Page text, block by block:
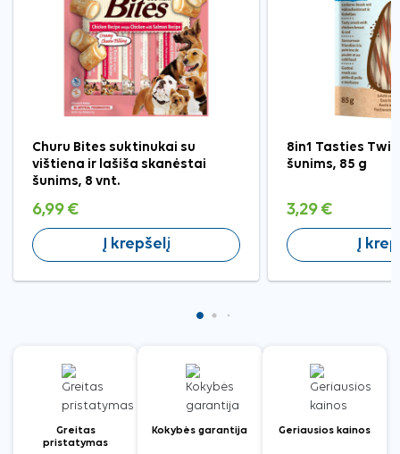
Churu Bites suktinukai su
vištiena ir lašiša skanėstai
šunims, 8 vnt.
6,99 €
Į krepšelį
8in1 Tasties
šunims, 85 g
3,29 €
Į
Greitas
pristatymas
Kokybės garantija Geriausios kainos